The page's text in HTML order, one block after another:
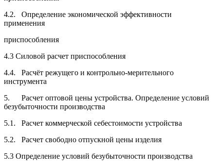
4.2. Определение экономической эффективности
применения
приспособления
4.3 Силовой расчет приспособления
4.4. Расчёт режущего и контрольно-мерительного
инструмента
5. Расчет оптовой цены устройства. Определение условий
безубыточности производства
5.1. Расчет коммерческой себестоимости устройства
5.2. Расчет свободно отпускной цены изделия
5.3 Определение условий безубыточности производства